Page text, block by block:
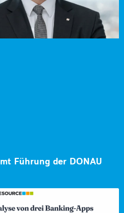
Führung der DONAU